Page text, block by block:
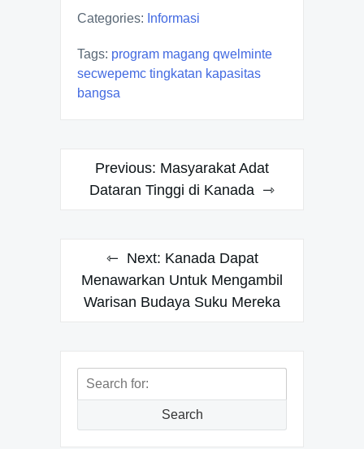
Categories: Informasi
Tags: program magang qwelminte
secwepemc tingkatan kapasitas
bangsa
Post
navigation
Previous: Masyarakat Adat
Dataran Tinggi di Kanada
Next: Kanada Dapat
Menawarkan Untuk Mengambil
Warisan Budaya Suku Mereka
Search
Search